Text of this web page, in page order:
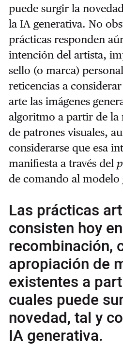
puede surgir la
la IA generativa. No
prácticas responden
intención del artista,
sello (o marca)
reticencias a
arte las imágenes
algoritmo a partir de la
de patrones visuales,
considerarse que esa
manifiesta a través del
de comando al modelo
Las prácticas
consisten hoy
recombinación,
apropiación de
existentes a
cuales puede
novedad, tal y
IA generativa.